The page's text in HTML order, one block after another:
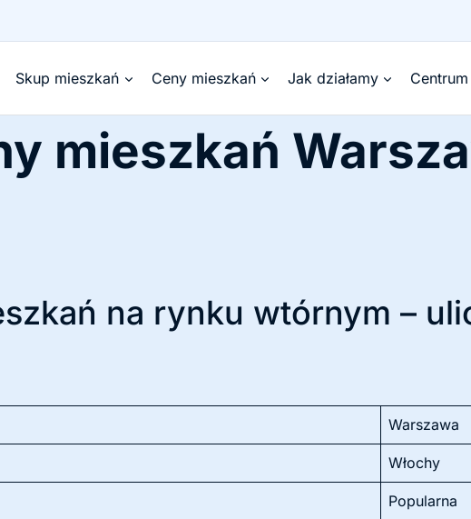
Skup mieszkań Ceny mieszkań Jak działamy
mieszkań
na rynku wtórnym –
Warszawa
Włochy
Popularna